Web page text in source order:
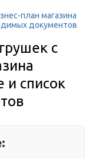
план магазина
документов
с
и список